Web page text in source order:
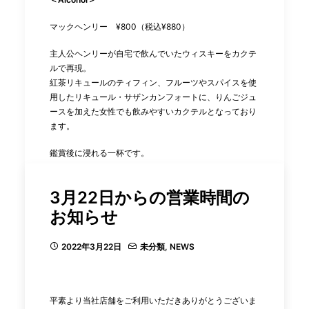
マックヘンリー ¥800（税込¥880）
主人公ヘンリーが自宅で飲んでいたウィスキーをカクテ
ルで再現。
紅茶リキュールのティフィン、フルーツやスパイスを使
用したリキュール・サザンカンフォートに、りんごジュ
ースを加えた女性でも飲みやすいカクテルとなっており
ます。
鑑賞後に浸れる一杯です。
https://annette-film.com/
キャスト：アダム・ドライバー/マリオン・コティヤー
3月22日からの営業時間の
お知らせ
2022年3月22日 未分類, NEWS
平素より当社店舗をご利用いただきありがとうございま